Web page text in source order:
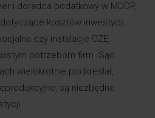
i doradca podatkowy w MDDP,
kosztów inwestycji,
czy instalacje OZE,
potrzebom firm. Sąd
wielokrotnie podkreślał,
są niezbędne